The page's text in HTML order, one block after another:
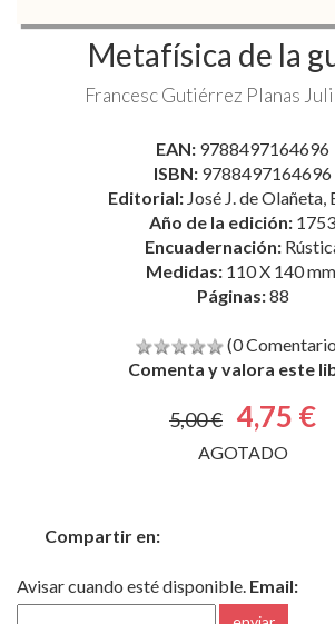
Metafísica de la
Francesc Gutiérrez Planas
ISBN: 9788497164696
Editorial: José J. de Olañeta,
Año de la edición: 1753
Encuadernación:
Rústica
Medidas:
110 X 140 mm.
Páginas:88
(0
Comenta y valora este
5,00 € 4,75 €
AGOTADO
Avisar cuando esté disponible.
enviar